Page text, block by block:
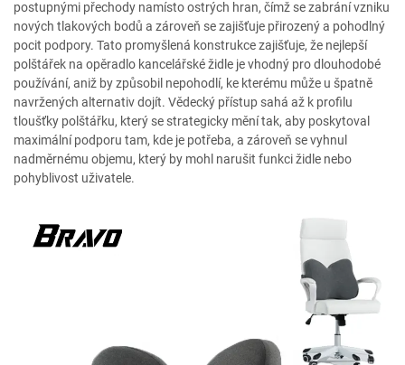
postupnými přechody namísto ostrých hran, čímž se zabrání vzniku
nových tlakových bodů a zároveň se zajišťuje přirozený a pohodlný
pocit podpory. Tato promyšlená konstrukce zajišťuje, že nejlepší
polštářek na opěradlo kancelářské židle je vhodný pro dlouhodobé
používání, aniž by způsobil nepohodlí, ke kterému může u špatně
navržených alternativ dojít. Vědecký přístup sahá až k profilu
tloušťky polštářku, který se strategicky mění tak, aby poskytoval
maximální podporu tam, kde je potřeba, a zároveň se vyhnul
nadměrnému objemu, který by mohl narušit funkci židle nebo
pohyblivost uživatele.